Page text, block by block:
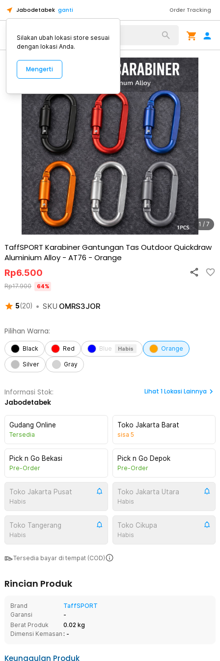
Jabodetabek ganti Order Tracking
Alat Kopi
1 / 7
TaffSPORT Karabiner Gantungan Tas Outdoor Quickdraw
Aluminium Alloy - AT76 - Orange
5(20) • SKU OMRS3JOR
Rp6.500
Rp17.900 64%
Pilihan Warna:
Black Red Blue Habis Orange
Silver Gray
Informasi Stok:
Jabodetabek
Lihat 1Lokasi Lainnya
Gudang Online
Tersedia
Toko Jakarta Barat
sisa 5
Pick n Go Bekasi
Pre-Order
Pick n Go Depok
Pre-Order
Toko Jakarta Pusat
Habis
Toko Jakarta Utara
Habis
Toko Tangerang
Habis
Toko Cikupa
Habis
Tersedia bayar di tempat (COD)
Rincian Produk
Brand
TaffSPORT
Garansi
-
Berat Produk
0.02 kg
Dimensi Kemasan : -
Keunggulan Produk
Silakan ubah lokasi store sesuai
dengan lokasi Anda.
Mengerti